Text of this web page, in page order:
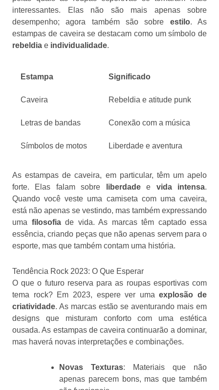
interessantes. Elas não são mais apenas sobre
desempenho; agora também são sobre estilo. As
estampas de caveira se destacam como um símbolo de
rebeldia e individualidade.
Estampa Significado
Caveira Rebeldia e atitude punk
Letras de bandas Conexão com a música
Símbolos de motos Liberdade e aventura
As estampas de caveira, em particular, têm um apelo
forte. Elas falam sobre
liberdadee vida intensa.
Quando você veste uma camiseta com uma caveira,
está não apenas se vestindo, mas também expressando
uma filosofiade vida. As marcas têm captado essa
essência, criando peças que não apenas servem para o
esporte, mas que também contam uma história.
Tendência Rock 2023: O Que Esperar
O que o futuro reserva para as roupas esportivas com
tema rock? Em 2023, espere ver umaexplosão de
criatividade. As marcas estão se aventurando mais em
designs que misturam conforto com uma estética
ousada. As estampas de caveira continuarão a dominar,
mas haverá novas interpretações e combinações.
Novas Texturas: Materiais que não
apenas parecem bons, mas que também